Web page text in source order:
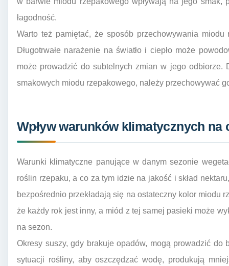
łagodność.
Warto też pamiętać, że sposób przechowywania
Długotrwałe narażenie na światło i ciepło może
może prowadzić do subtelnych zmian w jego odbiorze.
smakowych miodu rzepakowego, należy przechowywać
Wpływ warunków klimatycznych
Warunki klimatyczne panujące w danym sezonie
roślin rzepaku, a co za tym idzie na jakość i skład
bezpośrednio przekładają się na ostateczny kolor miodu
że każdy rok jest inny, a miód z tej samej pasieki może
na sezon.
Okresy suszy, gdy brakuje opadów, mogą prowadzić do
sytuacji rośliny, aby oszczędzać wodę, produkują